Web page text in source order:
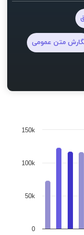
متن عمومی
0
50k
100k
150k